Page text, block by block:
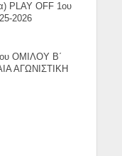
PLAY OFF 1ου
2026
ΟΜΙΛΟΥ Β΄
ΑΓΩΝΙΣΤΙΚΗ